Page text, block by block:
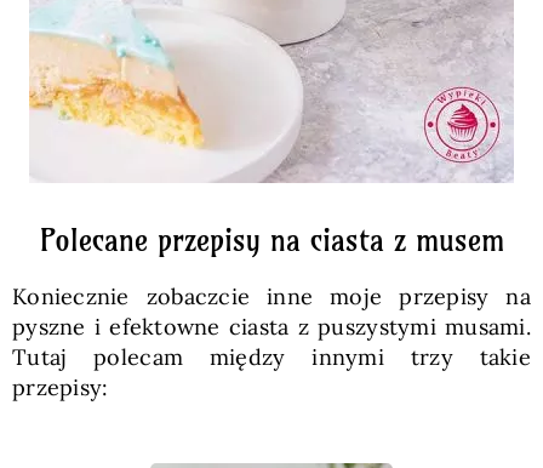
Polecane przepisy na ciasta z musem
Koniecznie zobaczcie inne moje przepisy na
pyszne i efektowne ciasta z puszystymi musami.
Tutaj polecam między innymi trzy takie
przepisy: